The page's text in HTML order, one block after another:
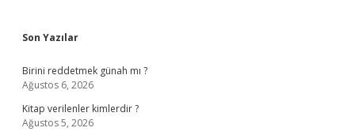
Sidebar
Son Yazılar
Birini reddetmek günah mı ?
Ağustos 6, 2026
Kitap verilenler kimlerdir ?
Ağustos 5, 2026